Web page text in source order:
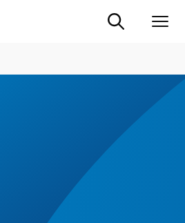
Suche ein-/